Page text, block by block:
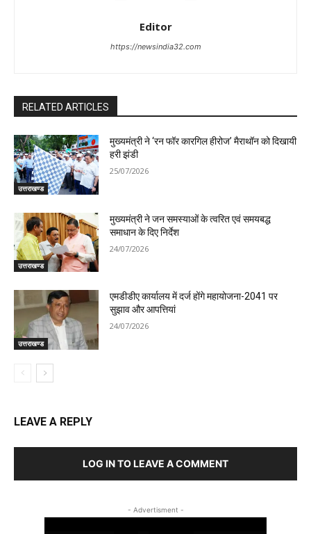
Editor
https://newsindia32.com
RELATED ARTICLES
उत्तराखण्ड
मुख्यमंत्री ने ‘रन फॉर कारगिल हीरोज’ मैराथॉन को दिखायी
हरी झंडी
25/07/2026
उत्तराखण्ड
मुख्यमंत्री ने जन समस्याओं के त्वरित एवं समयबद्ध
समाधान के दिए निर्देश
24/07/2026
उत्तराखण्ड
एमडीडीए कार्यालय में दर्ज होंगे महायोजना-2041 पर
सुझाव और आपत्तियां
24/07/2026
LEAVE A REPLY
LOG IN TO LEAVE A COMMENT
- Advertisment -